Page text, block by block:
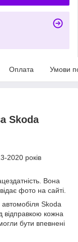
Оплата Умови
Skoda
2020 років
Вона
фото на сайті.
Skoda
відправкою кожна
бути впевнені